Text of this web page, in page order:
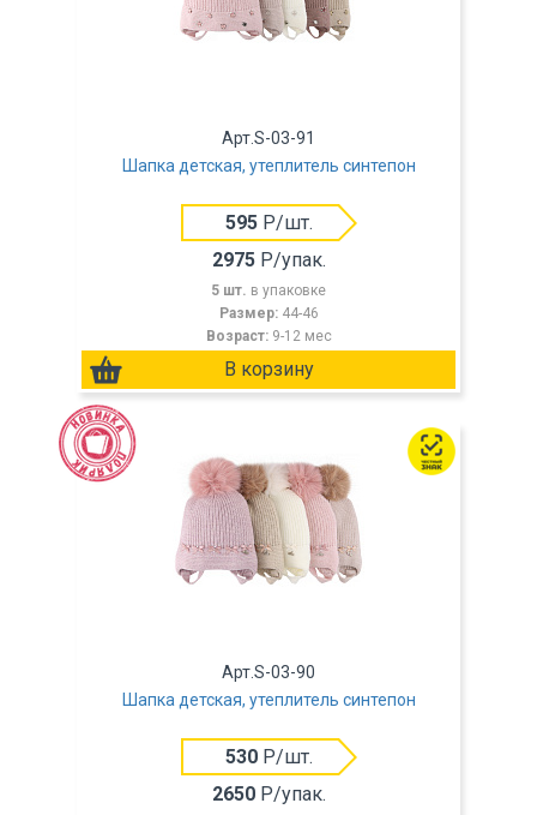
Арт.S-03-91
Шапка детская, утеплитель синтепон
595Р/шт.
2975Р/упак.
5 шт. в упаковке
Размер: 44-46
Возраст: 9-12 мес
Арт.S-03-90
Шапка детская, утеплитель синтепон
530Р/шт.
2650Р/упак.